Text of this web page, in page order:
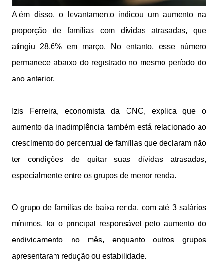
Além disso, o levantamento indicou um aumento na
proporção de famílias com dívidas atrasadas, que
atingiu 28,6% em março. No entanto, esse número
permanece abaixo do registrado no mesmo período do
ano anterior.
Izis Ferreira, economista da CNC, explica que o
aumento da inadimplência também está relacionado ao
crescimento do percentual de famílias que declaram não
ter condições de quitar suas dívidas atrasadas,
especialmente entre os grupos de menor renda.
O grupo de famílias de baixa renda, com até 3 salários
mínimos, foi o principal responsável pelo aumento do
endividamento no mês, enquanto outros grupos
apresentaram redução ou estabilidade.